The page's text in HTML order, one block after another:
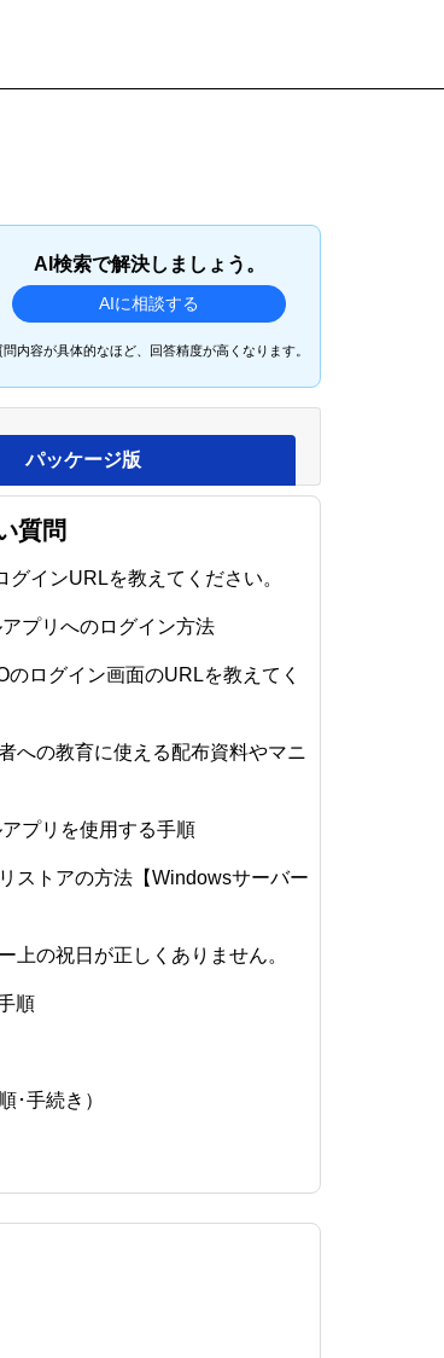
AI検索で解決しましょう。
AIに相談する
問内容が具体的なほど、回答精度が高くなります。
パッケージ版
質問
インURLを教えてください。
プリへのログイン方法
ログイン画面のURLを教えてく
への教育に使える配布資料やマニ
プリを使用する手順
ストアの方法【Windowsサーバー
上の祝日が正しくありません。
順
･手続き）